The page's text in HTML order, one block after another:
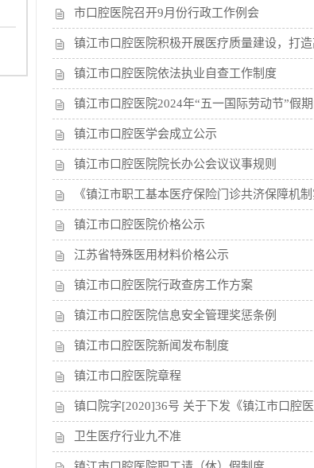
市口腔医院召开9月份行政工作例会
镇江市口腔医院积极开展医疗质量建设，打
镇江市口腔医院依法执业自查工作制度
镇江市口腔医院2024年“五一国际劳动节”假
镇江市口腔医学会成立公示
镇江市口腔医院院长办公会议议事规则
《镇江市职工基本医疗保险门诊共济保障机制
镇江市口腔医院价格公示
江苏省特殊医用材料价格公示
镇江市口腔医院行政查房工作方案
镇江市口腔医院信息安全管理奖惩条例
镇江市口腔医院新闻发布制度
镇江市口腔医院章程
镇口院字[2020]36号 关于下发《镇江市口腔
卫生医疗行业九不准